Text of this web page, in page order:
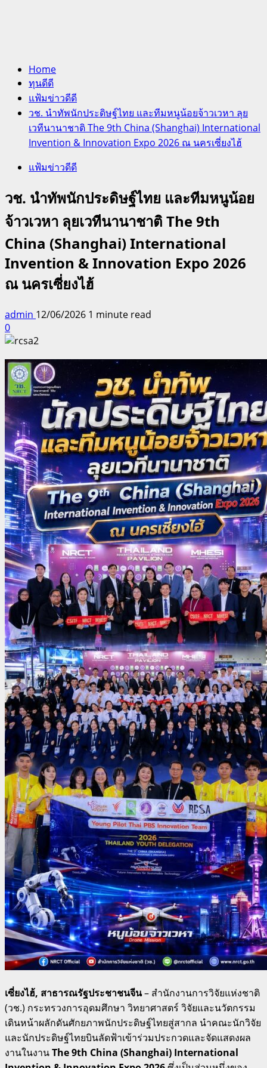
Home
ทุนดีดี
แฟ้มข่าวดีดี
วช. นำทัพนักประดิษฐ์ไทย และทีมหนูน้อยจ้าวเวหา ลุย
เวทีนานาชาติ The 9th China (Shanghai) International
Invention & Innovation Expo 2026 ณ นครเซี่ยงไฮ้
แฟ้มข่าวดีดี
วช. นำทัพนักประดิษฐ์ไทย และทีมหนูน้อย
จ้าวเวหา ลุยเวทีนานาชาติ The 9th
China (Shanghai) International
Invention & Innovation Expo 2026
ณ นครเซี่ยงไฮ้
admin 12/06/2026 1 minute read
0
เซี่ยงไฮ้, สาธารณรัฐประชาชนจีน– สำนักงานการวิจัยแห่งชาติ
(วช.) กระทรวงการอุดมศึกษา วิทยาศาสตร์ วิจัยและนวัตกรรม
เดินหน้าผลักดันศักยภาพนักประดิษฐ์ไทยสู่สากล นำคณะนักวิจัย
และนักประดิษฐ์ไทยบินลัดฟ้าเข้าร่วมประกวดและจัดแสดงผล
งานในงานThe 9th China (Shanghai) International